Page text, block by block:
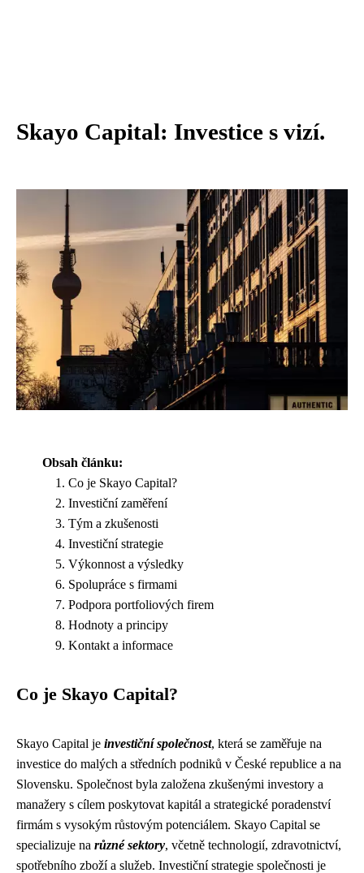
Skayo Capital: Investice s vizí.
Obsah článku:
Co je Skayo Capital?
Investiční zaměření
Tým a zkušenosti
Investiční strategie
Výkonnost a výsledky
Spolupráce s firmami
Podpora portfoliových firem
Hodnoty a principy
Kontakt a informace
Co je Skayo Capital?
Skayo Capital je investiční společnost, která se zaměřuje na
investice do malých a středních podniků v České republice a na
Slovensku. Společnost byla založena zkušenými investory a
manažery s cílem poskytovat kapitál a strategické poradenství
firmám s vysokým růstovým potenciálem. Skayo Capital se
specializuje na různé sektory, včetně technologií, zdravotnictví,
spotřebního zboží a služeb. Investiční strategie společnosti je